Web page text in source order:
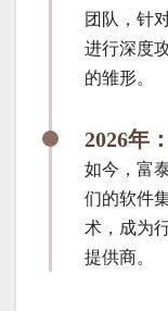
团队，针
进行深度
的雏形。
2026年
如今，富
们的软件
术，成为
提供商。